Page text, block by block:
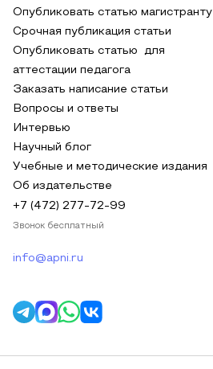
Опубликовать статью магистранту
Срочная публикация статьи
Опубликовать статью для
аттестации педагога
Заказать написание статьи
Вопросы и ответы
Интервью
Научный блог
Учебные и методические издания
Об издательстве
+7 (472) 277-72-99
Звонок бесплатный
info@apni.ru